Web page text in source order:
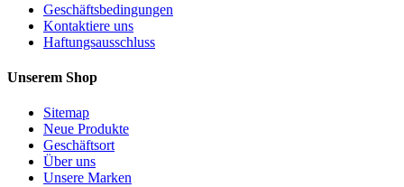
Geschäftsbedingungen
Kontaktiere uns
Haftungsausschluss
Unserem Shop
Sitemap
Neue Produkte
Geschäftsort
Über uns
Unsere Marken